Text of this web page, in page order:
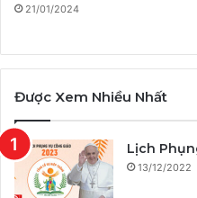
21/01/2024
Được Xem Nhiều Nhất
Lịch
13/12/2022